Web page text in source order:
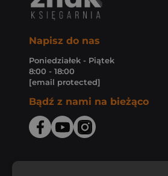
Napisz do nas
Poniedziałek - Piątek
8:00 - 18:00
[email protected]
Bądź z nami na bieżąco